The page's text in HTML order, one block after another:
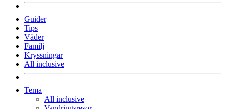
Guider
Tips
Väder
Familj
Kryssningar
All inclusive
Tema
All inclusive